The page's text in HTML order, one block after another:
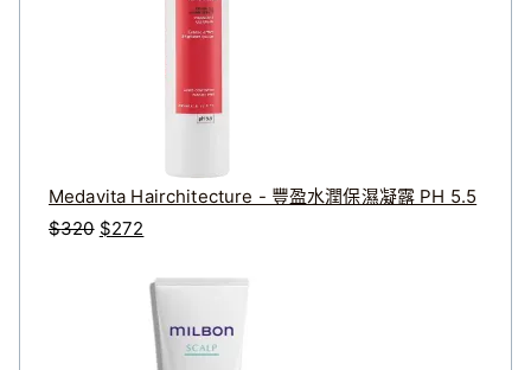
Medavita Hairchitecture - 豐盈水潤保濕凝露 PH 5.5
$320 原
$272
價
格
：